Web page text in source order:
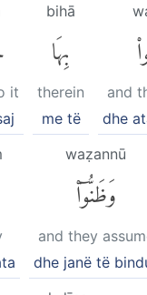
and
dhe
bihā
بِهَا
therein
me të
it
waẓannū
وَظَنُّوٓا۟
and they
dhe janë të